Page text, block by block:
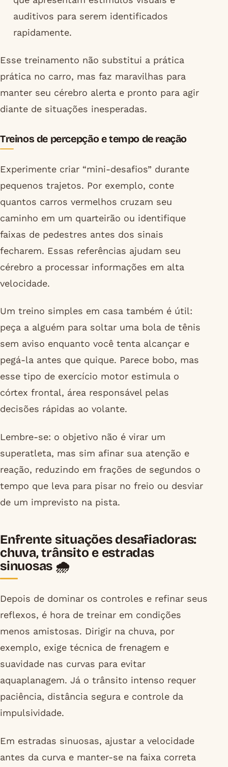
auditivos para serem identificados
rapidamente.
Esse treinamento não substitui a prática
prática no carro, mas faz maravilhas para
manter seu cérebro alerta e pronto para agir
diante de situações inesperadas.
Treinos de percepção e tempo de reação
Experimente criar “mini-desafios” durante
pequenos trajetos. Por exemplo, conte
quantos carros vermelhos cruzam seu
caminho em um quarteirão ou identifique
faixas de pedestres antes dos sinais
fecharem. Essas referências ajudam seu
cérebro a processar informações em alta
velocidade.
Um treino simples em casa também é útil:
peça a alguém para soltar uma bola de tênis
sem aviso enquanto você tenta alcançar e
pegá-la antes que quique. Parece bobo, mas
esse tipo de exercício motor estimula o
córtex frontal, área responsável pelas
decisões rápidas ao volante.
Lembre-se: o objetivo não é virar um
superatleta, mas sim afinar sua atenção e
reação, reduzindo em frações de segundos o
tempo que leva para pisar no freio ou desviar
de um imprevisto na pista.
Enfrente situações desafiadoras:
chuva, trânsito e estradas
sinuosas 🌧️
Depois de dominar os controles e refinar seus
reflexos, é hora de treinar em condições
menos amistosas. Dirigir na chuva, por
exemplo, exige técnica de frenagem e
suavidade nas curvas para evitar
aquaplanagem. Já o trânsito intenso requer
paciência, distância segura e controle da
impulsividade.
Em estradas sinuosas, ajustar a velocidade
antes da curva e manter-se na faixa correta